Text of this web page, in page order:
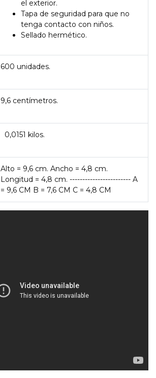
el exterior.
Tapa de seguridad para que no
tenga contacto con niños.
Sellado hermético.
600 unidades.
9,6 centímetros.
0,0151 kilos.
Alto = 9,6 cm. Ancho = 4,8 cm.
Longitud = 4,8 cm. ------------------------ A
= 9,6 CM B = 7,6 CM C = 4,8 CM